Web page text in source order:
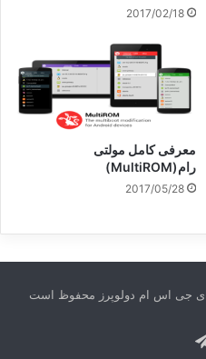
2017/02/18
معرفی کامل مولتی
رام(MultiROM)
2017/05/28
جی اس ام دولوپرز محفوظ است
تلگرام